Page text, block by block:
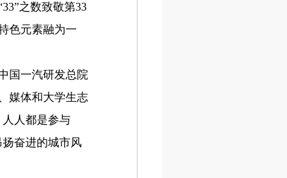
之数致敬第33
色元素融为一
国一汽研发总院
媒体和大学生志
人都是参与
奋进的城市风